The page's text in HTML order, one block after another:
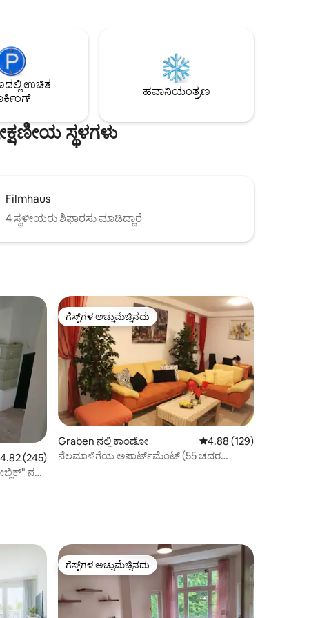
ಹೆಜ್ಜೆಗಳ
ಹೊಂದಿರುವ → ಬಾಲ್ಕನಿ ಕಾಂಗ್ರೆಸ್ ಹಾಲ್‌ನ →
ಪಕ್ಕದಲ್ಲಿಯೇ ಕೇಂದ್ರ + ಮುಖ್ಯ ರೈಲು ನಿಲ್ದಾಣಕ್ಕೆ →
ಉಚಿತ
ಹವಾನಿಯಂತ್ರಣ
ಸ್ಥಳಗಳು
Filmhaus
4 ಸ್ಥಳೀಯರು ಶಿಫಾರಸು ಮಾಡಿದ್ದಾರೆ
4.82 ಸರಾಸರಿ ರೇಟಿಂಗ್, 245 ವಿಮರ್ಶೆಗಳು
4.82 (245)
ನಲ್ಲಿ
ಗೆಸ್ಟ್‌ಗಳ ಅಚ್ಚುಮೆಚ್ಚಿನದು
ಗೆಸ್ಟ್‌ಗಳ ಅಚ್ಚುಮೆಚ್ಚಿನದು
Graben ನಲ್ಲಿ ಕಾಂಡೋ 5 ರಲ್ಲಿ 4.88 ಸರಾಸರಿ
4.88 (129)
ನೆಲಮಾಳಿಗೆಯ ಅಪಾರ್ಟ್‌ಮೆಂಟ್ (55 ಚದರ
ಗೆಸ್ಟ್‌ಗಳ ಅಚ್ಚುಮೆಚ್ಚಿನದು
ಗೆಸ್ಟ್‌ಗಳ ಅಚ್ಚುಮೆಚ್ಚಿನದು